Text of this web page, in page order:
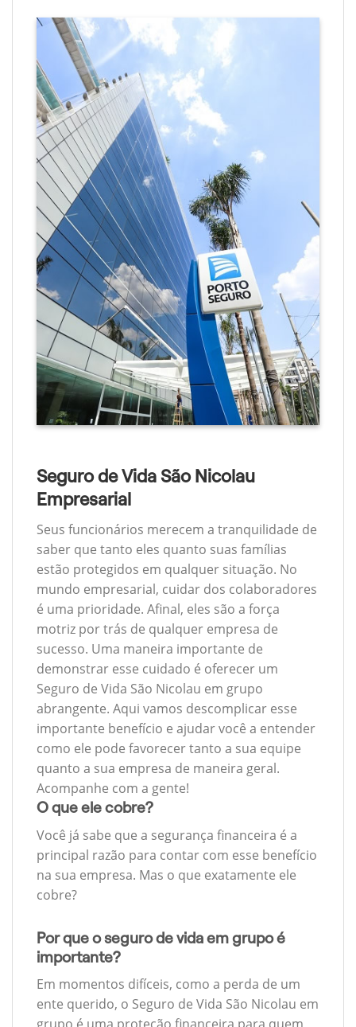
Seguro de Vida São Nicolau
Empresarial
Seus funcionários merecem a tranquilidade de
saber que tanto eles quanto suas famílias
estão protegidos em qualquer situação. No
mundo empresarial, cuidar dos colaboradores
é uma prioridade. Afinal, eles são a força
motriz por trás de qualquer empresa de
sucesso. Uma maneira importante de
demonstrar esse cuidado é oferecer um
Seguro de Vida São Nicolau em grupo
abrangente. Aqui vamos descomplicar esse
importante benefício e ajudar você a entender
como ele pode favorecer tanto a sua equipe
quanto a sua empresa de maneira geral.
Acompanhe com a gente!
O que ele cobre?
Você já sabe que a segurança financeira é a
principal razão para contar com esse benefício
na sua empresa. Mas o que exatamente ele
cobre?
Por que o seguro de vida em grupo é
importante?
Em momentos difíceis, como a perda de um
ente querido, o Seguro de Vida São Nicolau em